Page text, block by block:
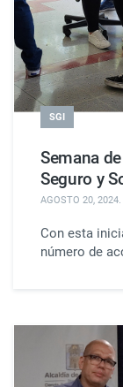
SGI
Semana
Seguro y
AGOSTO 20, 2024.
Con esta
número de